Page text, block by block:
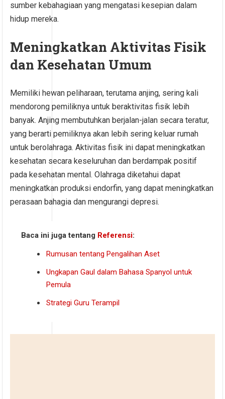
sumber kebahagiaan yang mengatasi kesepian dalam
hidup mereka.
Meningkatkan Aktivitas Fisik
dan Kesehatan Umum
Memiliki hewan peliharaan, terutama anjing, sering kali
mendorong pemiliknya untuk beraktivitas fisik lebih
banyak. Anjing membutuhkan berjalan-jalan secara teratur,
yang berarti pemiliknya akan lebih sering keluar rumah
untuk berolahraga. Aktivitas fisik ini dapat meningkatkan
kesehatan secara keseluruhan dan berdampak positif
pada kesehatan mental. Olahraga diketahui dapat
meningkatkan produksi endorfin, yang dapat meningkatkan
perasaan bahagia dan mengurangi depresi.
Baca ini juga tentang Referensi:
Rumusan tentang Pengalihan Aset
Ungkapan Gaul dalam Bahasa Spanyol untuk
Pemula
Strategi Guru Terampil